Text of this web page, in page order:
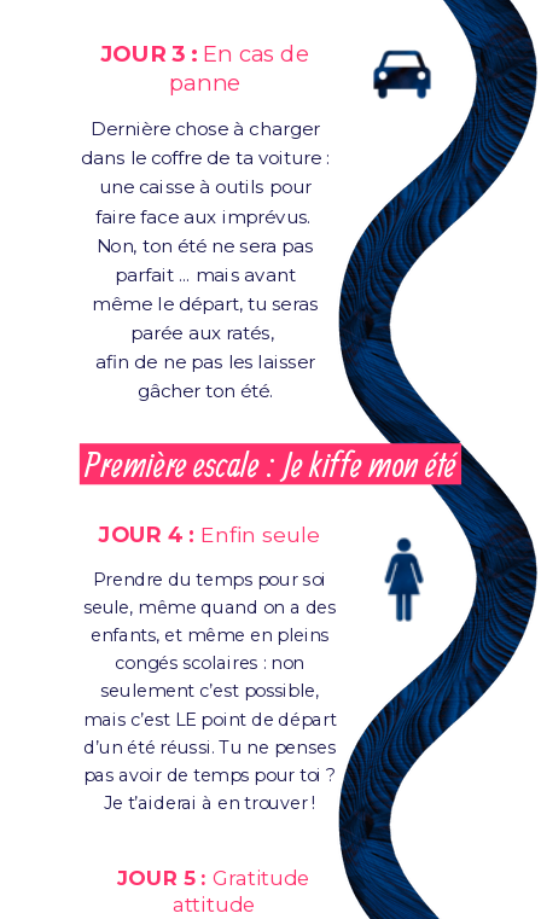
JOUR 3 : En cas de
panne
Dernière chose à charger
dans le coffre de ta voiture :
une caisse à outils pour
faire face aux imprévus.
Non, ton été ne sera pas
parfait … mais avant
même le départ, tu seras
parée aux ratés,
afin de ne pas les laisser
gâcher ton été.
Première escale : Je kiffe mon été
JOUR 4 : Enfin seule
Prendre du temps pour soi
seule, même quand on a des
enfants, et même en pleins
congés scolaires : non
seulement c’est possible,
mais c’est LE point de départ
d’un été réussi. Tu ne penses
pas avoir de temps pour toi ?
Je t’aiderai à en trouver !
JOUR 5 : Gratitude
attitude